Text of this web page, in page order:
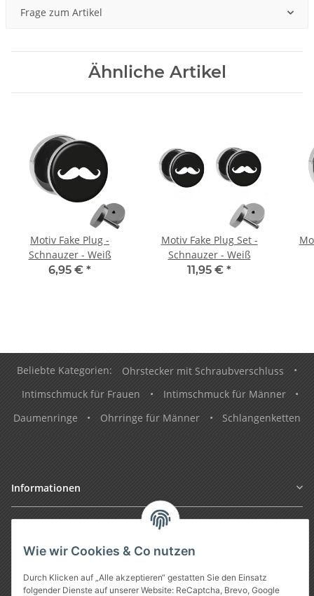
Wie wir Cookies & Co nutzen
Durch Klicken auf „Alle akzeptieren“ gestatten Sie den Einsatz
folgender Dienste auf unserer Website: ReCaptcha, Brevo, Google
Frage zum Artikel
Ähnliche Artikel
Motiv Fake Plug -
Schnauzer - Weiß
6,95 € *
Motiv Fake Plug Set -
Schnauzer - Weiß
11,95 € *
Beliebte Kategorien: Ohrstecker mit Schraubverschluss
•
Intimschmuck für Frauen
• Intimschmuck für Männer
•
Daumenringe
• Ohrringe für Männer • Schlangenketten
Informationen